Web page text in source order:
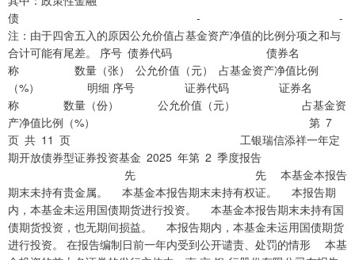
债 - -
注：由于四舍五入的原因公允价值占基金资产净值的比例分项之和与
合计可能有尾差。 序号 债券代码 债券名
称 数量（张） 公允价值（元） 占基金资产净值比例
（%） 明细 序号 证券代码 证券名
称 数量（份） 公允价值（元） 占基金资
产净值比例（%） 第 7
页 共 11 页 工银瑞信添祥一年定
期开放债券型证券投资基金 2025 年第 2 季度报告
先 先 本基金本报告
期末未持有贵金属。 本基金本报告期末未持有权证。 本报告期
内，本基金未运用国债期货进行投资。 本基金本报告期末未持有国
债期货投资，也无期间损益。 本报告期内，本基金未运用国债期货
进行投资。 在报告编制日前一年内受到公开谴责、处罚的情形 本基